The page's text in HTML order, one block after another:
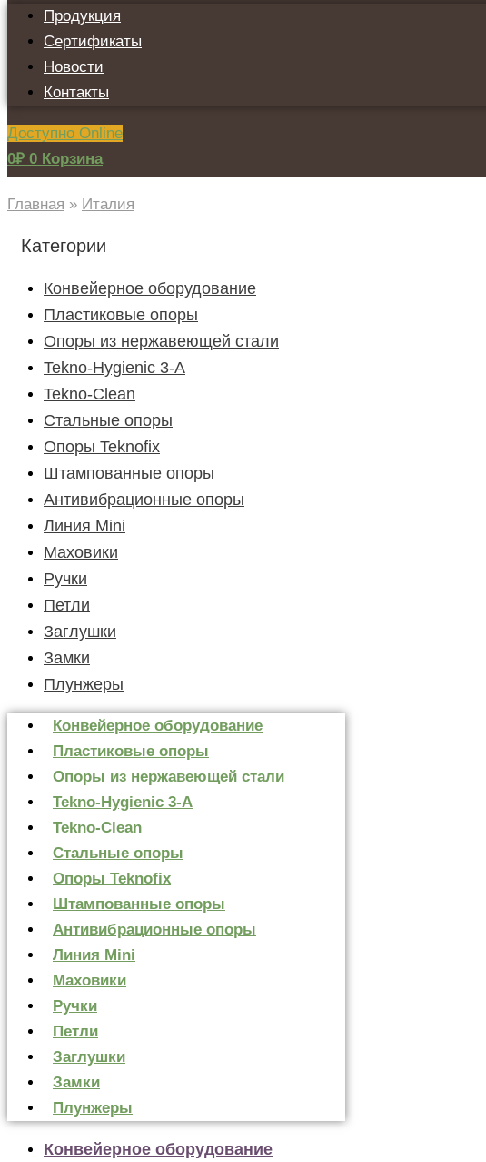
Продукция
Сертификаты
Новости
Контакты
Доступно Online
0₽ 0 Корзина
Главная » Италия
Категории
Конвейерное оборудование
Пластиковые опоры
Опоры из нержавеющей стали
Tekno-Hygienic 3-А
Tekno-Clean
Стальные опоры
Опоры Teknofix
Штампованные опоры
Антивибрационные опоры
Линия Mini
Маховики
Ручки
Петли
Заглушки
Замки
Плунжеры
Конвейерное оборудование
Пластиковые опоры
Опоры из нержавеющей стали
Tekno-Hygienic 3-А
Tekno-Clean
Стальные опоры
Опоры Teknofix
Штампованные опоры
Антивибрационные опоры
Линия Mini
Маховики
Ручки
Петли
Заглушки
Замки
Плунжеры
Конвейерное оборудование